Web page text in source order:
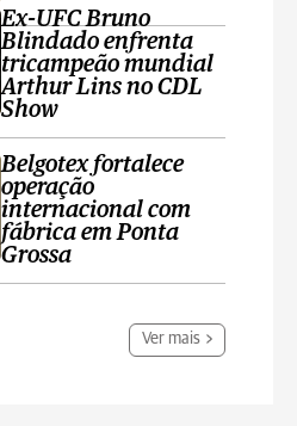
Ex-UFC Bruno
Blindado enfrenta
tricampeão mundial
Arthur Lins no CDL
Show
Belgotex fortalece
operação
internacional com
fábrica em Ponta
Grossa
Ver mais